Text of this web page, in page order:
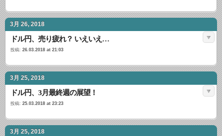
3月 26, 2018
ドル円、売り疲れ？ いえいえ…
投稿: 26.03.2018 at 21:03
3月 25, 2018
ドル円、3月最終週の展望！
投稿: 25.03.2018 at 23:23
3月 25, 2018